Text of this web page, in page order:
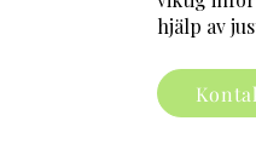
hjälp av